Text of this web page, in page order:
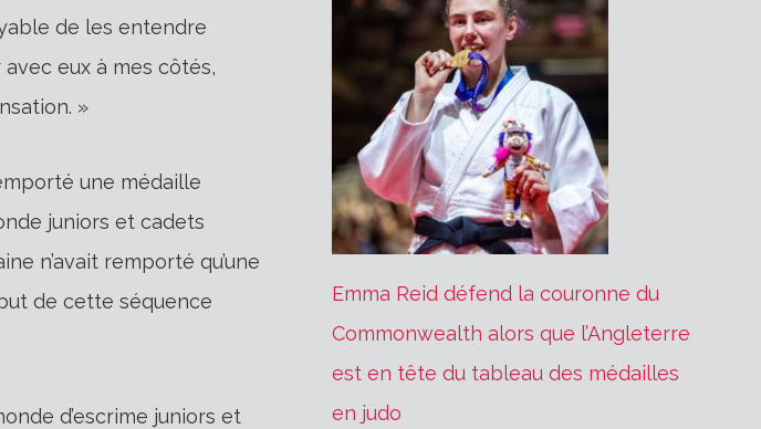
de les entendre
eux à mes côtés,
»
une médaille
juniors et cadets
n’avait remporté qu’une
de cette séquence
d’escrime juniors et
Emma Reid défend la couronne du
Commonwealth alors que l’Angleterre
est en tête du tableau des médailles
en judo